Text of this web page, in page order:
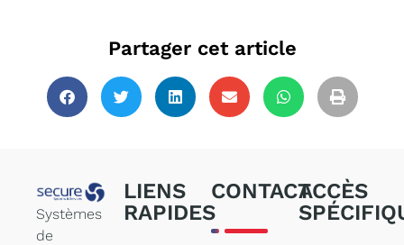
Partager cet article
Systèmes
de
LIENS
RAPIDES
CONTACTACCÈS